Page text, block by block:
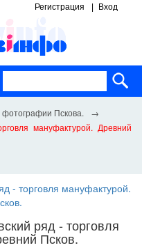
Регистрация Вход
Пскова.
мануфактурой. Древний
ряд - торговля
Псков.